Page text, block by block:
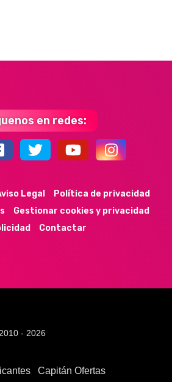
en redes:
9k 35k 352
Legal
Política de privacidad
Gestionar cookies y privacidad
Contactar
- 2026
Capitán Ofertas